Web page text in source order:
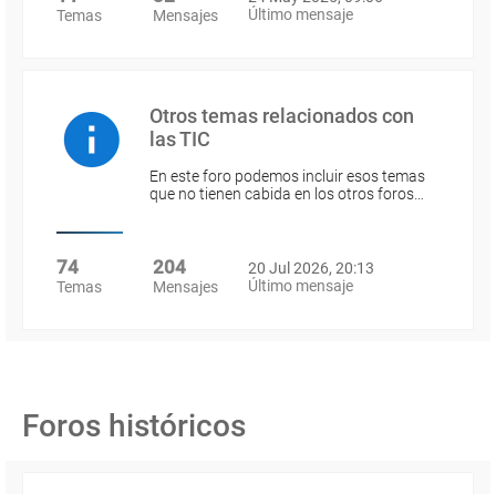
Temas Mensajes
Último mensaje
Otros temas relacionados con
las TIC
En este foro podemos incluir esos temas
que no tienen cabida en los otros foros…
74
Temas
204
Mensajes
20 Jul 2026, 20:13
Último mensaje
Foros históricos